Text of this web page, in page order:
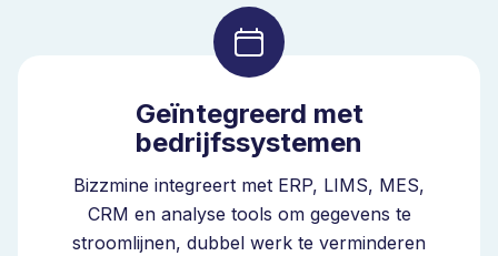
voor inspectie van naleving
Naarmate organisaties zich uitbreiden over
verschillende locaties en rechtsgebieden, nemen de
inspectiegegevens snel toe. Zonder structuur blijven
patronen verborgen. Bizzmine voegt intelligentie direct
in de compliance inspectiesoftware. U identificeert
terugkerende afwijkingen op verschillende locaties,
detecteert trends met een hoog risico en prioriteert
Geïntegreerd met
bedrijfssystemen
Bizzmine integreert met ERP, LIMS, MES,
CRM en analyse tools om gegevens te
stroomlijnen, dubbel werk te verminderen